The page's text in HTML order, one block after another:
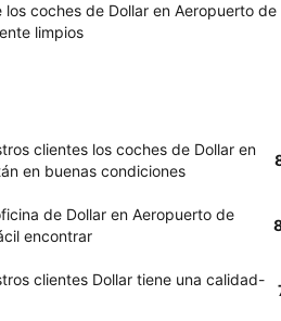
coches de Dollar en Aeropuerto de
limpios
clientes los coches de Dollar en
en buenas condiciones
de Dollar en Aeropuerto de
encontrar
clientes Dollar tiene una calidad-